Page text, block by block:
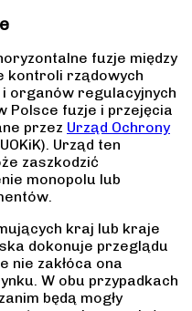
fuzje między
kontroli rządowych
organów regulacyjnych
Polsce fuzje i przejęcia
przez Urząd Ochrony
Urząd ten
zaszkodzić
monopolu lub
kraj lub kraje
dokonuje przeglądu
nie zakłóca ona
W obu przypadkach
będą mogły